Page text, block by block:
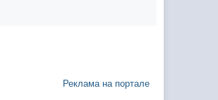
Реклама на портале